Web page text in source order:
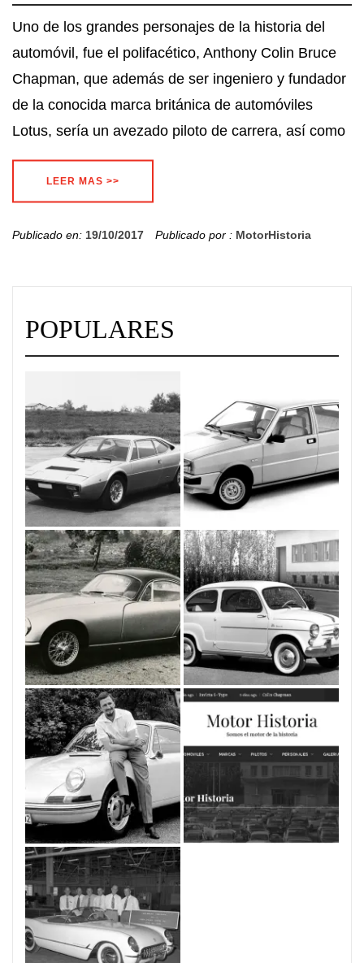
Uno de los grandes personajes de la historia del
automóvil, fue el polifacético, Anthony Colin Bruce
Chapman, que además de ser ingeniero y fundador
de la conocida marca británica de automóviles
Lotus, sería un avezado piloto de carrera, así como
LEER MAS >>
Publicado en: 19/10/2017 Publicado por : MotorHistoria
POPULARES